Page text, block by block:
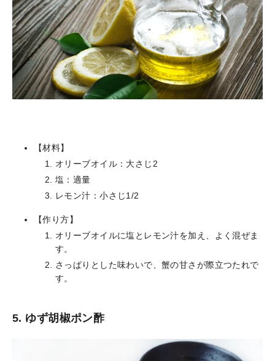
【材料】
オリーブオイル：大さじ2
塩：適量
レモン汁：小さじ1/2
【作り方】
オリーブオイルに塩とレモン汁を加え、よく混ぜま
す。
さっぱりとした味わいで、蟹の甘さが際立つたれで
す。
5. ゆず胡椒ポン酢